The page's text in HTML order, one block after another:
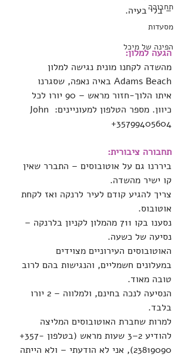
תחבורה
מסעדות
הפינה של מיכל
– בלי בעיה.
הגעה למלון:
מהשדה לקחנו מונית נגישה למלון
Adams Beach באיה נאפה, שסגרנו
איתו הלוך-חזור מראש – 90 יורו לכל
כיוון. מספר הטלפון למעוניינים: John
+35799405604
תחבורה ציבורית:
ביררנו גם על אוטובוסים – התברר שאין
קו ישיר מהשדה.
צריך להגיע קודם לעיר לרנקה ואז לקחת
אוטובוס.
נסענו בקו 711 מהמלון לקניון בלרנקה –
נסיעה של כשעה.
האוטובוסים העירוניים מצוידים
במעלונים חשמליים, והנגישות בהם לרוב
טובה מאוד.
הנסיעה לנכה בחינם, ולמלווה – 2 יורו
בלבד.
למרות שחברת האוטובוסים המליצה
להודיע 2–3 שעות מראש (בטלפון ‎+357-
23819090), אני לא הודעתי – ולא הייתה